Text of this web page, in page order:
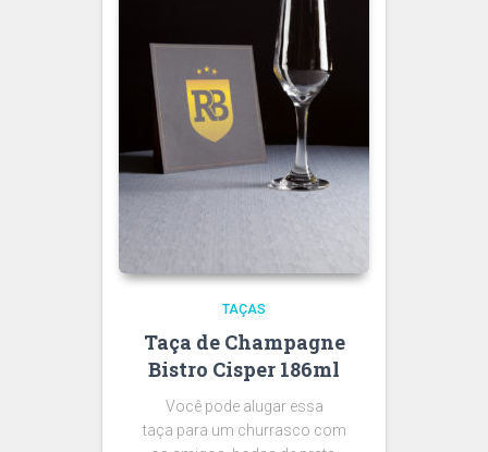
TAÇAS
Taça de Champagne
Bistro Cisper 186ml
Você pode alugar essa
taça para um churrasco com